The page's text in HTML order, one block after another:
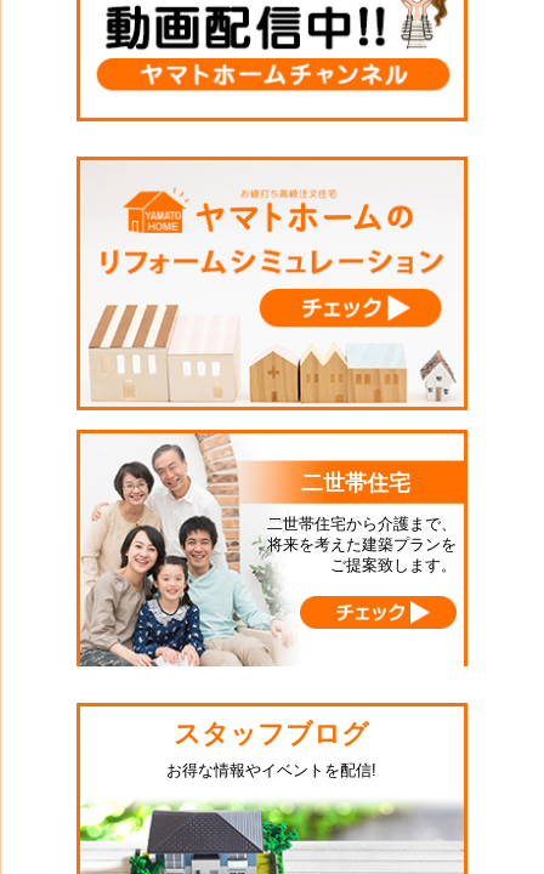
二世帯住宅
二世帯住宅から介護まで、
将来を考えた建築プランを
ご提案致します。
スタッフブログ
お得な情報やイベントを配信!